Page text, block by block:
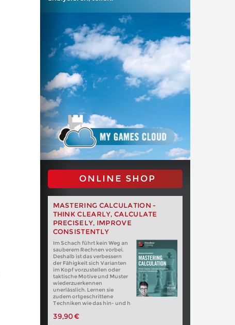
ONLINE SHOP
MASTERING CALCULATION -
THINK CLEARLY, CALCULATE
PRECISELY, IMPROVE
CONSISTENTLY
Im Schach führt kein Weg an
sauberem Rechnen vorbei.
Deshalb ist das verbessern
der Fähigkeit sich Varianten
im Kopf vorzustellen oder
taktische Motive und Muster
wiederzuerkennen
unerlässlich. Lernen sie
zudem ortgeschrittene
Techniken wie das hin- und h
39,90 €